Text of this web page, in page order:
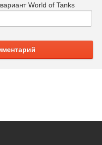
World of Tanks